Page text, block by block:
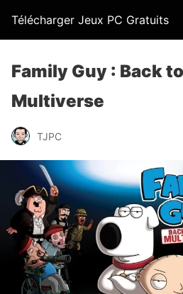
Télécharger Jeux PC Gratuits
Family Guy : Back
Multiverse
TJPC